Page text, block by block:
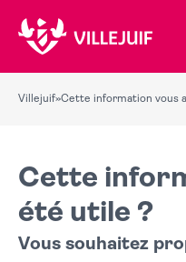
Villejuif»Cette information vous
Cette
été utile ?
Vous souhaitez